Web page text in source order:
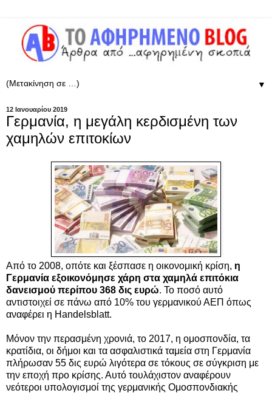
▼
12 Ιανουαρίου 2019
Γερμανία, η μεγάλη κερδισμένη των
χαμηλών επιτοκίων
Από το 2008, οπότε και ξέσπασε η οικονομική κρίση, η
Γερμανία εξοικονόμησε χάρη στα χαμηλά επιτόκια
δανεισμού περίπου 368 δις ευρώ. Το ποσό αυτό
αντιστοιχεί σε πάνω από 10% του γερμανικού ΑΕΠ όπως
αναφέρει η Handelsblatt.
Μόνον την περασμένη χρονιά, το 2017, η ομοσπονδία, τα
κρατίδια, οι δήμοι και τα ασφαλιστικά ταμεία στη Γερμανία
πλήρωσαν 55 δις ευρώ λιγότερα σε τόκους σε σύγκριση με
την εποχή προ κρίσης. Αυτό τουλάχιστον αναφέρουν
νεότεροι υπολογισμοί της γερμανικής Ομοσπονδιακής